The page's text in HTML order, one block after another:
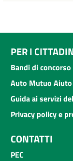
PER I
Bandi di concorso
Auto Mutuo Aiuto
Guida ai servizi
Privacy policy e
CONTATTI
PEC